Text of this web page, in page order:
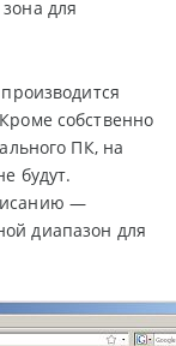
для
собственно
ПК, на
будут.
—
диапазон для